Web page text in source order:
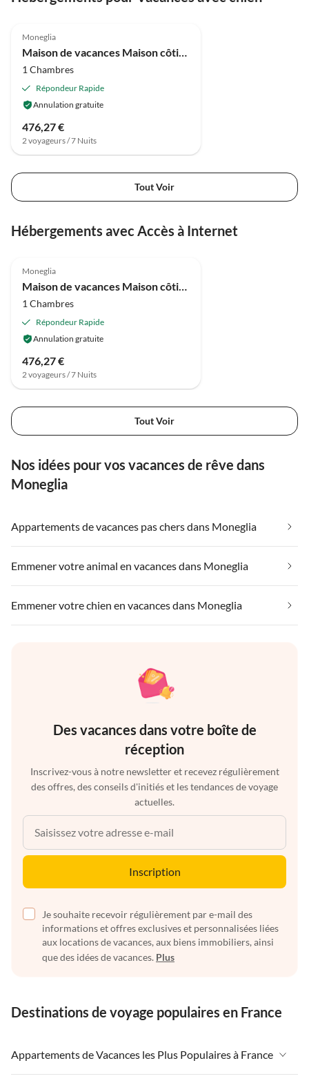
Moneglia
Maison de vacances Maison côtière à Moneglia
1 Chambres
Répondeur Rapide
Annulation gratuite
476,27 €
2 voyageurs / 7 Nuits
Tout Voir
Hébergements avec Accès à Internet
Moneglia
Maison de vacances Maison côtière à Moneglia
1 Chambres
Répondeur Rapide
Annulation gratuite
476,27 €
2 voyageurs / 7 Nuits
Tout Voir
Nos idées pour vos vacances de rêve dans
Moneglia
Appartements de vacances pas chers dans Moneglia
Emmener votre animal en vacances dans Moneglia
Emmener votre chien en vacances dans Moneglia
Des vacances dans votre boîte de
réception
Inscrivez-vous à notre newsletter et recevez régulièrement
des offres, des conseils d'initiés et les tendances de voyage
actuelles.
Inscription
Je souhaite recevoir régulièrement par e-mail des
informations et offres exclusives et personnalisées liées
aux locations de vacances, aux biens immobiliers, ainsi
que des idées de vacances. Plus
Destinations de voyage populaires en France
Appartements de Vacances les Plus Populaires à France